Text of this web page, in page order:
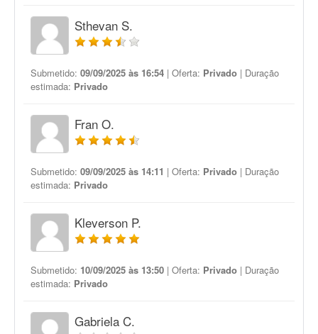
Sthevan S.
Submetido: 09/09/2025 às 16:54 | Oferta: Privado | Duração
estimada: Privado
Fran O.
Submetido: 09/09/2025 às 14:11 | Oferta: Privado | Duração
estimada: Privado
Kleverson P.
Submetido: 10/09/2025 às 13:50 | Oferta: Privado | Duração
estimada: Privado
Gabriela C.